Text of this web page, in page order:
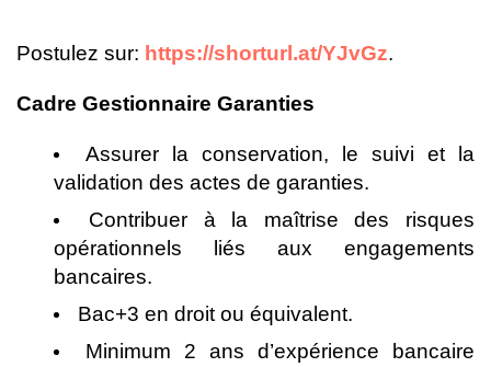
Postulez sur: https://shorturl.at/YJvGz.
Cadre Gestionnaire Garanties
Assurer la conservation, le suivi et la
validation des actes de garanties.
Contribuer à la maîtrise des risques
opérationnels liés aux engagements
bancaires.
Bac+3 en droit ou équivalent.
Minimum 2 ans d’expérience bancaire